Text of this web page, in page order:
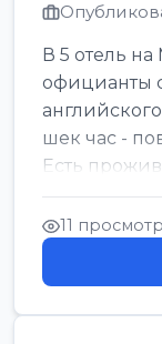
В 5 отель
официанты
шек час -
Есть
шек в...
11